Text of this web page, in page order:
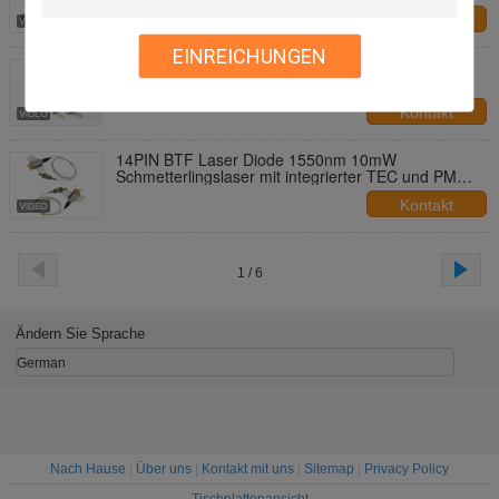
EINREICHUNGEN
ZOPF-Laserdiode-Modul Inspektion 9/125um
FC-/APC-Koaxial-Faser-1550nm Optik
Kontakt
14PIN BTF Laser Diode 1550nm 10mW
Schmetterlingslaser mit integrierter TEC und PM
Kontakt
1 / 6
Ändern Sie Sprache
German
Nach Hause Über uns Kontakt mit uns Sitemap
Privacy Policy